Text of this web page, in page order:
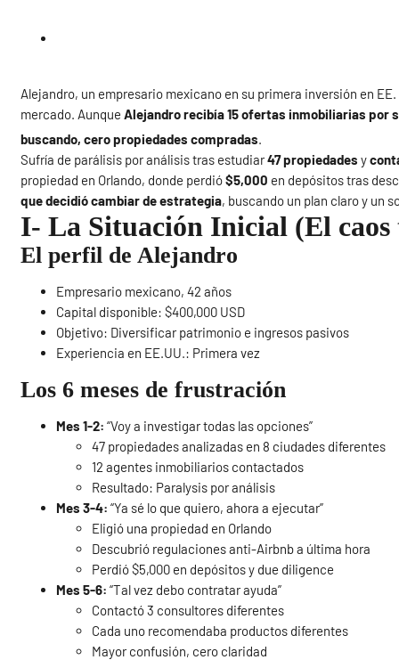
Alejandro, un empresario mexicano en su primera inversión en EE.
mercado. AunqueAlejandro recibía 15 ofertas inmobiliarias por
buscando, cero propiedades compradas.
Sufría de parálisis por análisis tras estudiar47 propiedadesy
propiedad en Orlando, donde perdió$5,000 en depósitos tras
que decidió cambiar de estrategia, buscando un plan claro y un
I- La Situación Inicial (El
El perfil de Alejandro
Empresario mexicano, 42 años
Capital disponible: $400,000 USD
Objetivo: Diversificar patrimonio e ingresos pasivos
Experiencia en EE.UU.: Primera vez
Los 6 meses de frustración
Mes 1-2: “Voy a investigar todas las opciones”
47 propiedades analizadas en 8 ciudades diferentes
12 agentes inmobiliarios contactados
Resultado: Paralysis por análisis
Mes 3-4: “Ya sé lo que quiero, ahora a ejecutar”
Eligió una propiedad en Orlando
Descubrió regulaciones anti-Airbnb a última hora
Perdió $5,000 en depósitos y due diligence
Mes 5-6: “Tal vez debo contratar ayuda”
Contactó 3 consultores diferentes
Cada uno recomendaba productos diferentes
Mayor confusión, cero claridad